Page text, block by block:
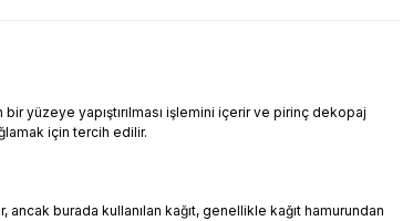
yüzeye yapıştırılması işlemini içerir ve pirinç dekopaj
için tercih edilir.
ancak burada kullanılan kağıt, genellikle kağıt hamurundan